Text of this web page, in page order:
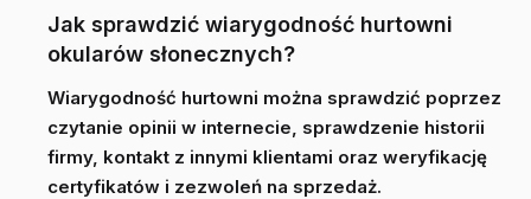
Jak sprawdzić wiarygodność hurtowni
okularów słonecznych?
Wiarygodność hurtowni można sprawdzić poprzez
czytanie opinii w internecie, sprawdzenie historii
firmy, kontakt z innymi klientami oraz weryfikację
certyfikatów i zezwoleń na sprzedaż.